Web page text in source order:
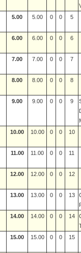
5.00 5.00 0 0 5
6.00 6.00 0 0 6
7.00 7.00 0 0 7
8.00 8.00 0 0 8
9.00 9.00 0 0 9
10.00 10.00 0 0 10
11.00 11.00 0 0 11
12.00 12.00 0 0 12
13.00 13.00 0 0 13
14.00 14.00 0 0 14
15.00 15.00 0 0 15